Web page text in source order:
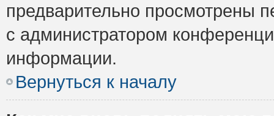
предварительно просмотрены
с администратором
информации.
Вернуться к началу